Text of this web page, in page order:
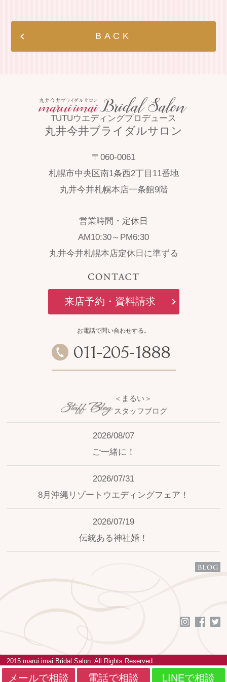
BACK
TUTUウエディングプロデュース
丸井今井ブライダルサロン
〒060-0061
札幌市中央区南1条西2丁目11番地
丸井今井札幌本店一条館9階
営業時間・定休日
AM10:30～PM6:30
丸井今井札幌本店定休日に準ずる
来店予約・資料請求
お電話で問い合わせする。
011-205-1888
＜まるい＞
スタッフブログ
2026/08/07
ご一緒に！
2026/07/31
8月沖縄リゾートウエディングフェア！
2026/07/19
伝統ある神社婚！
2015 marui imai Bridal Salon. All Rights Reserved.
メールで相談 電話で相談 LINEで相談